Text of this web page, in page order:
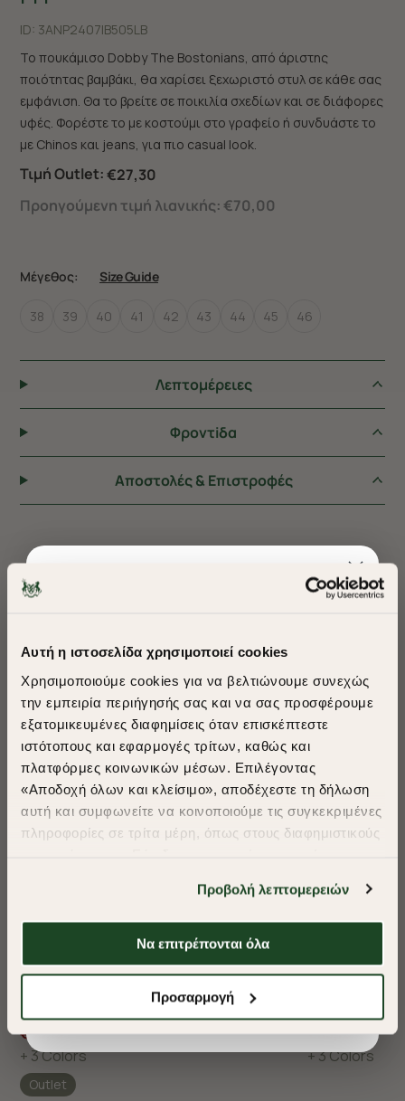
Αυτή η ιστοσελίδα χρησιμοποιεί cookies
Χρησιμοποιούμε cookies για να βελτιώνουμε συνεχώς
την εμπειρία περιήγησής σας και να σας προσφέρουμε
εξατομικευμένες διαφημίσεις όταν επισκέπτεστε
ιστότοπους και εφαρμογές τρίτων, καθώς και
πλατφόρμες κοινωνικών μέσων. Επιλέγοντας
«Αποδοχή όλων και κλείσιμο», αποδέχεστε τη δήλωση
αυτή και συμφωνείτε να κοινοποιούμε τις συγκεκριμένες
πληροφορίες σε τρίτα μέρη, όπως στους διαφημιστικούς
απαιτούμενα cookies» και θα περιοριστούμε
στα cookies και τις τεχνολογίες που είναι απολύτως
απαραίτητα για την ασφαλή απόδοση και
λειτουργικότητα της ιστοσελίδας μας. Ωστόσο, λάβετε
θα μπορούμε να συλλέξουμε πληροφορίες που θα
προσφέρουμε εξατομικευμένες υπηρεσίες και
διαφημίσεις. Για να προσαρμόσετε τις επιλογές σας ή
να ανακαλέσετε τη συγκατάθεσή σας επιλέξτε το
Προβολή λεπτομερειών
Να επιτρέπονται όλα
Προσαρμογή
ID: 3ANP2407|B505LB
Το πουκάμισο Dobby The Bostonians, από άριστης
ποιότητας βαμβάκι, θα χαρίσει ξεχωριστό στυλ σε κάθε σας
εμφάνιση. Θα το βρείτε σε ποικιλία σχεδίων και σε διάφορες
υφές. Φορέστε το με κοστούμι στο γραφείο ή συνδυάστε το
με Chinos και jeans, για πιο casual look.
Τιμή Outlet:€27,30
Προηγούμενη τιμή λιανικής: €70,00
Μέγεθος: Size Guide
38 39 40 41 42 43 44 45 46
Λεπτομέρειες
Φροντiδα
Αποστολές & Επιστροφές
ΠΡΟΤΕΙΝΟΥΜΕ ΓΙΑ ΕΣΑΣ
€33,15
+ 3 Colors
Outlet
€33,15
+ 3 Colors
​
A Season of Style
SUMMER SALE
Shop Now